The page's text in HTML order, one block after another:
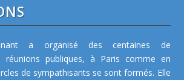
a organisé des centaines de
réunions publiques, à Paris comme en
de sympathisants se sont formés. Elle